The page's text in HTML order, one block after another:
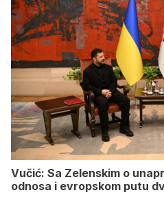
Vučić: Sa Zelenskim o
odnosa i evropskom putu